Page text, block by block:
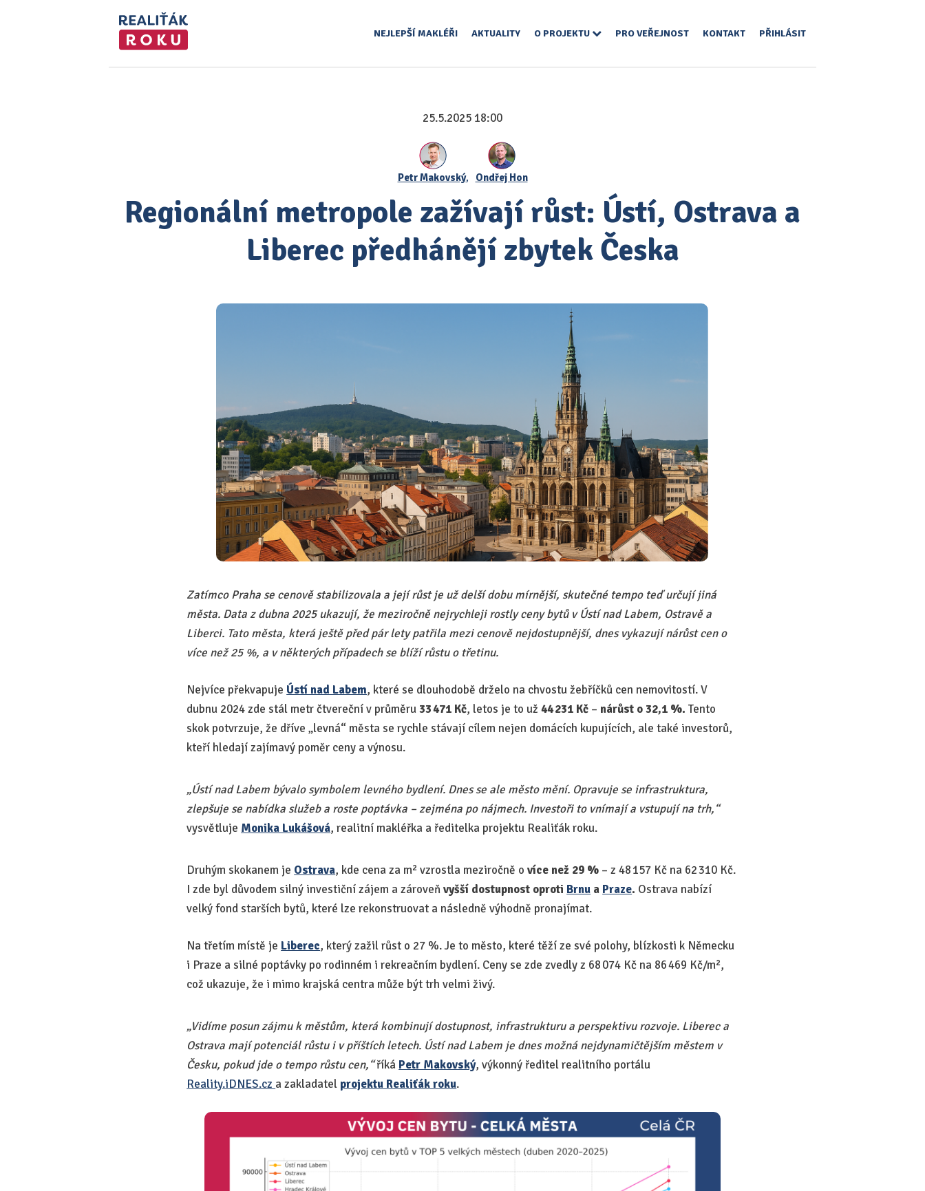
NEJLEPŠÍ MAKLÉŘI AKTUALITY O PROJEKTU PRO VEŘEJNOST KONTAKT PŘIHLÁSIT
25.5.2025 18:00
Petr Makovský, Ondřej Hon
Regionální metropole zažívají růst: Ústí, Ostrava a
Liberec předhánějí zbytek Česka
Zatímco Praha se cenově stabilizovala a její růst je už delší dobu mírnější, skutečné tempo teď určují jiná
města. Data z dubna 2025 ukazují, že meziročně nejrychleji rostly ceny bytů v Ústí nad Labem, Ostravě a
Liberci. Tato města, která ještě před pár lety patřila mezi cenově nejdostupnější, dnes vykazují nárůst cen o
více než 25 %, a v některých případech se blíží růstu o třetinu.
Nejvíce překvapuje Ústí nad Labem, které se dlouhodobě drželo na chvostu žebříčků cen nemovitostí. V
dubnu 2024 zde stál metr čtvereční v průměru33 471 Kč, letos je to už44 231 Kč – nárůst o 32,1 %. Tento
skok potvrzuje, že dříve „levná“ města se rychle stávají cílem nejen domácích kupujících, ale také investorů,
kteří hledají zajímavý poměr ceny a výnosu.
„Ústí nad Labem bývalo symbolem levného bydlení. Dnes se ale město mění. Opravuje se infrastruktura,
zlepšuje se nabídka služeb a roste poptávka – zejména po nájmech. Investoři to vnímají a vstupují na trh,“
vysvětluje Monika Lukášová, realitní makléřka a ředitelka projektu Realiťák roku.
Druhým skokanem je Ostrava, kde cena za m² vzrostla meziročně ovíce než 29 % – z 48 157 Kč na 62 310 Kč.
I zde byl důvodem silný investiční zájem a zároveňvyšší dostupnost oproti Brnu a Praze. Ostrava nabízí
velký fond starších bytů, které lze rekonstruovat a následně výhodně pronajímat.
Na třetím místě je Liberec, který zažil růst o 27 %. Je to město, které těží ze své polohy, blízkosti k Německu
i Praze a silné poptávky po rodinném i rekreačním bydlení. Ceny se zde zvedly z 68 074 Kč na 86 469 Kč/m²,
což ukazuje, že i mimo krajská centra může být trh velmi živý.
„Vidíme posun zájmu k městům, která kombinují dostupnost, infrastrukturu a perspektivu rozvoje. Liberec a
Ostrava mají potenciál růstu i v příštích letech. Ústí nad Labem je dnes možná nejdynamičtějším městem v
Česku, pokud jde o tempo růstu cen,“říká Petr Makovský, výkonný ředitel realitního portálu
Reality.iDNES.cz a zakladatel projektu Realiťák roku.